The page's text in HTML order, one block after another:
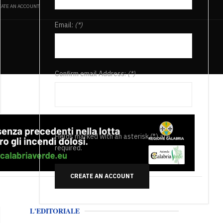
AN ACCOUNT
Email: (*)
Confirm email Address:(*)
Fields marked with an asterisk (*) are
required.
CREATE AN ACCOUNT
L'EDITORIALE